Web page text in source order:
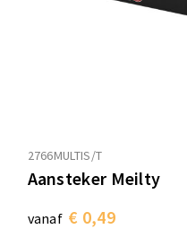
2766MULTIS/T
Aansteker Meilty
vanaf € 0,49